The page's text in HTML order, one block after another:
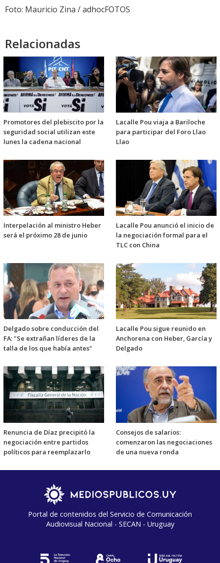
Foto: Mauricio Zina / adhocFOTOS
Relacionadas
Promotores del plebiscito por la
seguridad social utilizan este
lunes la cadena nacional
Lacalle Pou viaja a Bariloche
para participar del Foro Llao
Llao
Interpelación al ministro Heber
será el próximo 28 de junio
Lacalle Pou anunció el inicio de
la negociación formal para el
TLC con China
Delgado sobre conducción del
FA: "Se extrañan líderes de la
talla de los que había antes"
Lacalle Pou sigue reunido en
Anchorena con Heber, García y
Delgado
Renuncia de Díaz precipitó la
negociación entre partidos
políticos para reemplazarlo
Consejos de salarios:
comenzaron las negociaciones
de una nueva ronda
Portal de contenidos del Servicio de Comunicación
Audiovisual Nacional - SECAN - Uruguay